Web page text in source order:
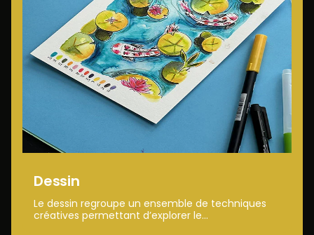
Dessin
Le dessin regroupe un ensemble de techniques
créatives permettant d’explorer le...